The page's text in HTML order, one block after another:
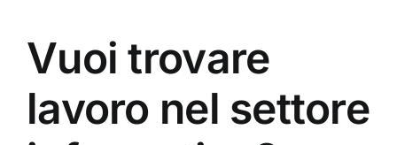
Vuoi trovare
lavoro nel settore